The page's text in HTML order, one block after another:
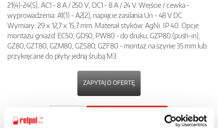
21(4)-24(5); AC1 - 8 A / 250 V; DC1 - 8 A / 24 V. Wejście / cewka -
wyprowadzenia: A1(1) - A2(2), napięcie zasilania Un - 48 V DC.
Wymiary: 29 x 12,7 x 15,7 mm. Materiał styków: AgNi. IP 40. Opcje
montażu gniazd: EC50, GD50, PW80 - do druku; GZP80 (push-in),
GZ80, GZT80, GZM80, GZS80, GZF80 - montaż na szynie 35 mm lub
przykręcane do płyty jedną śrubą M3.
ZAPYTAJ O OFERTĘ